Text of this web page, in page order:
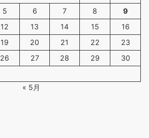
5 6 7 8
9
12 13 14 15
16
19 20 21 22
23
26 27 28 29
30
« 5月